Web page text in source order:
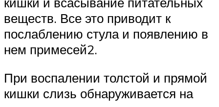
веществ. Все это приводит к
послаблению стула и появлению в
нем примесей2.
При воспалении толстой и прямой
кишки слизь обнаруживается на